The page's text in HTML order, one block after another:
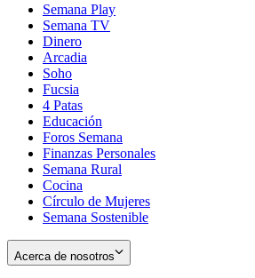
Semana Play
Semana TV
Dinero
Arcadia
Soho
in
new
window
Fucsia
in
new
window
4 Patas
Educación
Foros Semana
Finanzas Personales
Semana Rural
Cocina
Círculo de Mujeres
Semana Sostenible
Acerca de nosotros